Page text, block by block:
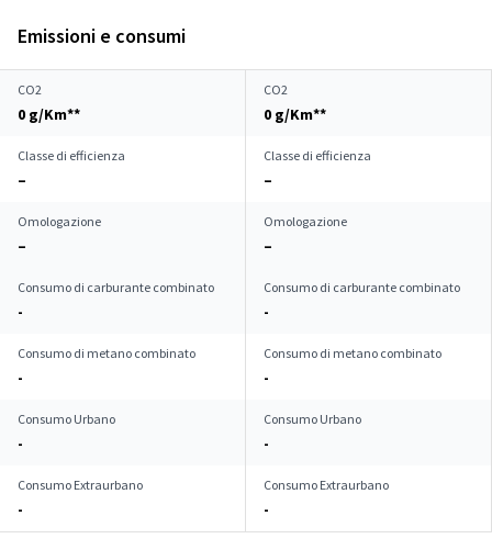
Emissioni e consumi
CO2
0 g/Km**
CO2
0 g/Km**
Classe di efficienza
–
Classe di efficienza
–
Omologazione
–
Omologazione
–
Consumo di carburante combinato
-
Consumo di carburante combinato
-
Consumo di metano combinato
-
Consumo di metano combinato
-
Consumo Urbano
-
Consumo Urbano
-
Consumo Extraurbano
-
Consumo Extraurbano
-